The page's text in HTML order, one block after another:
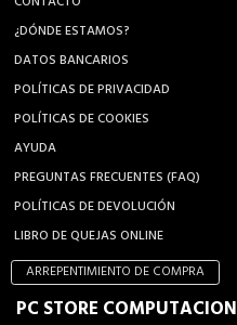
¿DÓNDE ESTAMOS?
DATOS BANCARIOS
POLÍTICAS DE PRIVACIDAD
POLÍTICAS DE COOKIES
AYUDA
PREGUNTAS FRECUENTES (FAQ)
POLÍTICAS DE DEVOLUCIÓN
LIBRO DE QUEJAS ONLINE
ARREPENTIMIENTO DE COMPRA
PC STORE COMPUTACION